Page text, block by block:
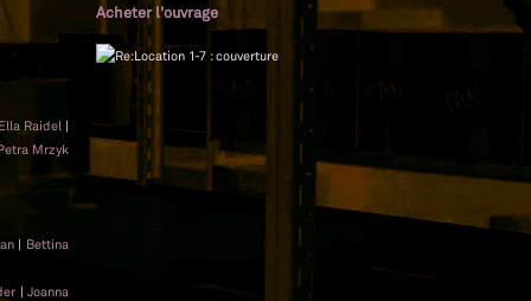
Acheter l'ouvrage
Ella Raidel |
Mrzyk
| Bettina
|Joanna